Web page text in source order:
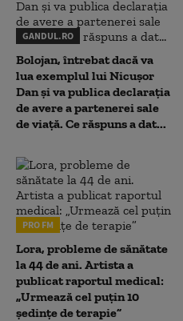
GANDUL.RO
Bolojan, întrebat dacă va
lua exemplul lui Nicușor
Dan și va publica declarația
de avere a partenerei sale
de viață. Ce răspuns a dat...
PRO FM
Lora, probleme de sănătate
la 44 de ani. Artista a
publicat raportul medical:
„Urmează cel puțin 10
ședințe de terapie”